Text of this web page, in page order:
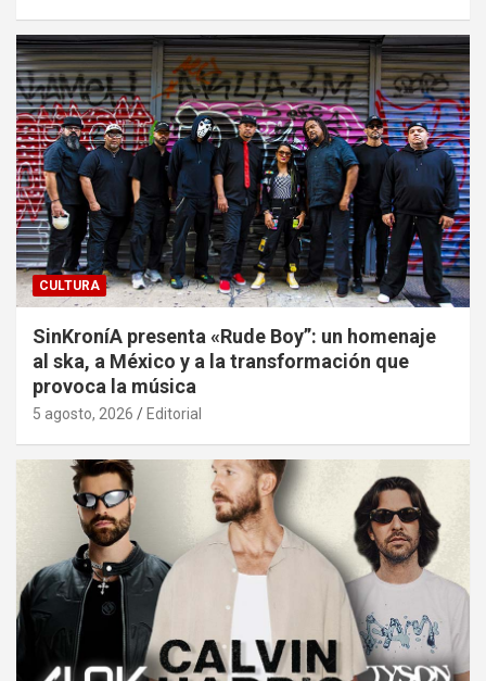
CULTURA
SinKroníA presenta «Rude Boy”: un homenaje
al ska, a México y a la transformación que
provoca la música
5 agosto, 2026 Editorial